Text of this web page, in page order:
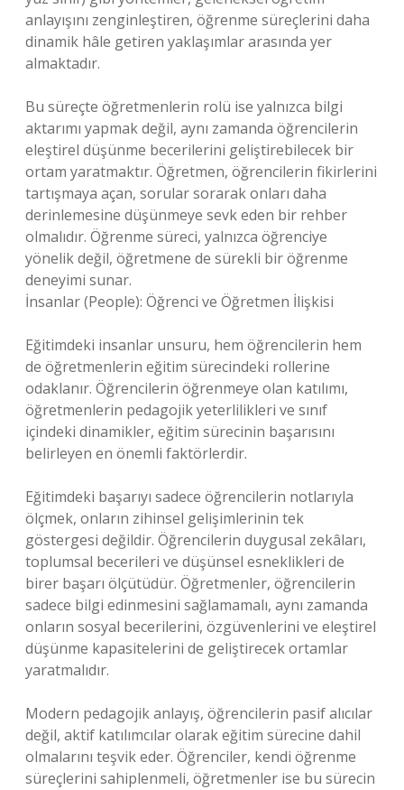
anlayışını zenginleştiren, öğrenme süreçlerini daha
dinamik hâle getiren yaklaşımlar arasında yer
almaktadır.
Bu süreçte öğretmenlerin rolü ise yalnızca bilgi
aktarımı yapmak değil, aynı zamanda öğrencilerin
eleştirel düşünme becerilerini geliştirebilecek bir
ortam yaratmaktır. Öğretmen, öğrencilerin fikirlerini
tartışmaya açan, sorular sorarak onları daha
derinlemesine düşünmeye sevk eden bir rehber
olmalıdır. Öğrenme süreci, yalnızca öğrenciye
yönelik değil, öğretmene de sürekli bir öğrenme
deneyimi sunar.
İnsanlar (People): Öğrenci ve Öğretmen İlişkisi
Eğitimdeki insanlar unsuru, hem öğrencilerin hem
de öğretmenlerin eğitim sürecindeki rollerine
odaklanır. Öğrencilerin öğrenmeye olan katılımı,
öğretmenlerin pedagojik yeterlilikleri ve sınıf
içindeki dinamikler, eğitim sürecinin başarısını
belirleyen en önemli faktörlerdir.
Eğitimdeki başarıyı sadece öğrencilerin notlarıyla
ölçmek, onların zihinsel gelişimlerinin tek
göstergesi değildir. Öğrencilerin duygusal zekâları,
toplumsal becerileri ve düşünsel esneklikleri de
birer başarı ölçütüdür. Öğretmenler, öğrencilerin
sadece bilgi edinmesini sağlamamalı, aynı zamanda
onların sosyal becerilerini, özgüvenlerini ve eleştirel
düşünme kapasitelerini de geliştirecek ortamlar
yaratmalıdır.
Modern pedagojik anlayış, öğrencilerin pasif alıcılar
değil, aktif katılımcılar olarak eğitim sürecine dahil
olmalarını teşvik eder. Öğrenciler, kendi öğrenme
süreçlerini sahiplenmeli, öğretmenler ise bu sürecin